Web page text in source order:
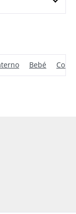
Bebé